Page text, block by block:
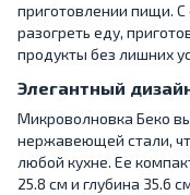
приготовлении пищи.
разогреть еду,
продукты без лишних
Элегантный
Микроволновка Беко
нержавеющей стали,
любой кухне. Ее
25.8 см и глубина 35.6